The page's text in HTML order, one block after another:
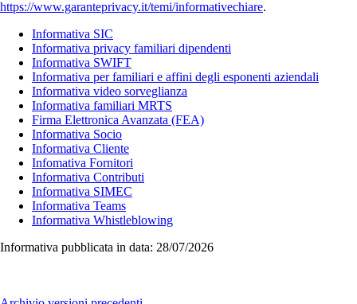
https://www.garanteprivacy.it/temi/informativechiare.
Informativa SIC
Informativa privacy familiari dipendenti
Informativa SWIFT
Informativa per familiari e affini degli esponenti aziendali
Informativa video sorveglianza
Informativa familiari MRTS
Firma Elettronica Avanzata (FEA)
Informativa Socio
Informativa Cliente
Infomativa Fornitori
Informativa Contributi
Informativa SIMEC
Informativa Teams
Informativa Whistleblowing
Informativa pubblicata in data: 28/07/2026